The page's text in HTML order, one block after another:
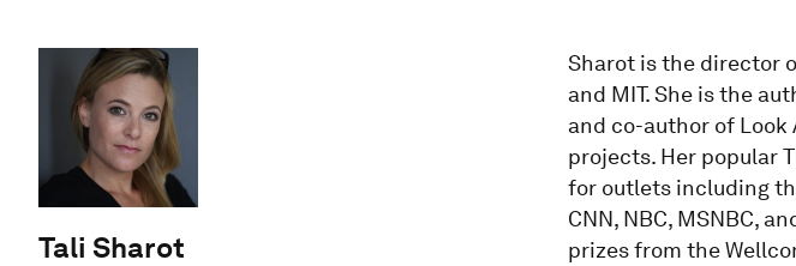
Tali Sharot
Sharot is the director
and MIT. She is the
and co-author of Look
projects. Her popular
for outlets including
CNN, NBC, MSNBC,
prizes from the